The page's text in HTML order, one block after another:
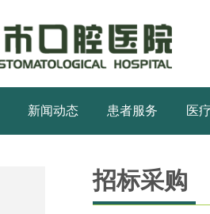
新闻动态 患者服务 医
招标采购